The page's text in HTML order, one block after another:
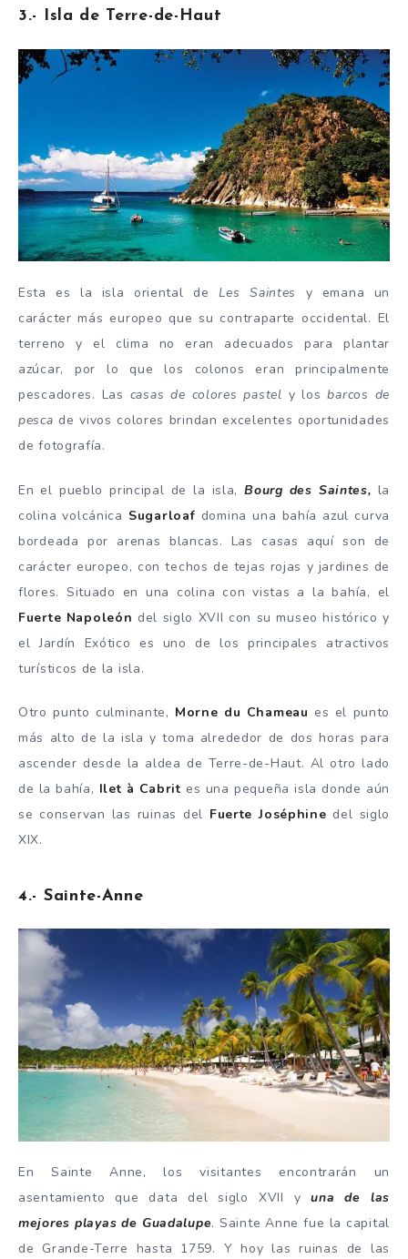
3.- Isla de Terre-de-Haut
Esta es la isla oriental de Les Saintes
y emana un
carácter más europeo que su contraparte occidental. El
terreno y el clima no eran adecuados para plantar
azúcar, por lo que los colonos eran principalmente
pescadores. Las casas de colores pastel y losbarcos de
pesca de vivos colores brindan excelentes oportunidades
de fotografía.
En el pueblo principal de la isla,Bourg des Saintes, la
colina volcánica Sugarloaf domina una bahía azul curva
bordeada por arenas blancas. Las casas aquí son de
carácter europeo, con techos de tejas rojas y jardines de
flores. Situado en una colina con vistas a la bahía, el
Fuerte Napoleón del siglo XVII con su museo histórico y
el Jardín Exótico es uno de los principales atractivos
turísticos de la isla.
Otro punto culminante, Morne du Chameau es el punto
más alto de la isla y toma alrededor de dos horas para
ascender desde la aldea de Terre-de-Haut. Al otro lado
de la bahía, Ilet à Cabrit es una pequeña isla donde aún
se conservan las ruinas del Fuerte Joséphine del siglo
XIX.
4.- Sainte-Anne
En Sainte Anne, los visitantes encontrarán un
asentamiento que data del siglo XVII yuna de las
mejores playas de Guadalupe. Sainte Anne fue la capital
de Grande-Terre hasta 1759. Y hoy las ruinas de las